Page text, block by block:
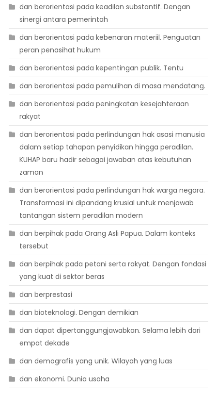
dan berorientasi pada keadilan substantif. Dengan
sinergi antara pemerintah
dan berorientasi pada kebenaran materiil. Penguatan
peran penasihat hukum
dan berorientasi pada kepentingan publik. Tentu
dan berorientasi pada pemulihan di masa mendatang.
dan berorientasi pada peningkatan kesejahteraan
rakyat
dan berorientasi pada perlindungan hak asasi manusia
dalam setiap tahapan penyidikan hingga peradilan.
KUHAP baru hadir sebagai jawaban atas kebutuhan
zaman
dan berorientasi pada perlindungan hak warga negara.
Transformasi ini dipandang krusial untuk menjawab
tantangan sistem peradilan modern
dan berpihak pada Orang Asli Papua. Dalam konteks
tersebut
dan berpihak pada petani serta rakyat. Dengan fondasi
yang kuat di sektor beras
dan berprestasi
dan bioteknologi. Dengan demikian
dan dapat dipertanggungjawabkan. Selama lebih dari
empat dekade
dan demografis yang unik. Wilayah yang luas
dan ekonomi. Dunia usaha